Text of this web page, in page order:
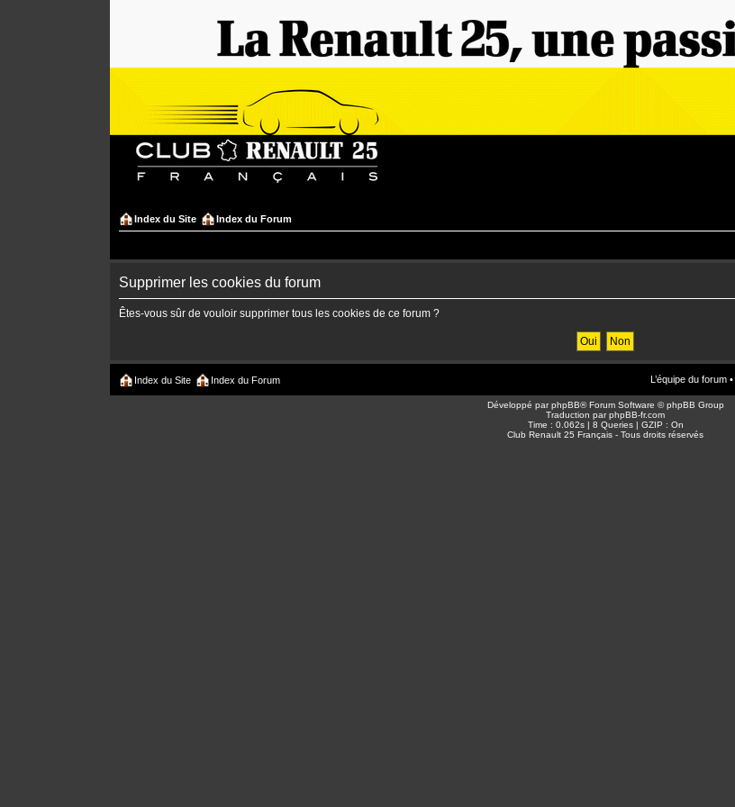
Index du Site Index du Forum
Supprimer les cookies du forum
Êtes-vous sûr de vouloir supprimer tous les cookies de ce forum ?
Index du Site Index du Forum L’équipe du forum •
Développé parphpBB® Forum Software © phpBB Group
Traduction parphpBB-fr.com
Time : 0.062s | 8 Queries | GZIP : On
Club Renault 25 Français - Tous droits réservés